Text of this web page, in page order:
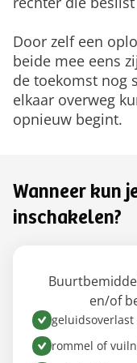
Door zelf een
beide mee eens
de toekomst nog
elkaar overweg
opnieuw begint.
Wanneer kun
inschakelen?
en/of
rommel of